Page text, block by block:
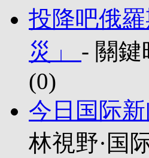
投降吧俄
災」 - 關鍵
(0)
今日国际
林視野·国